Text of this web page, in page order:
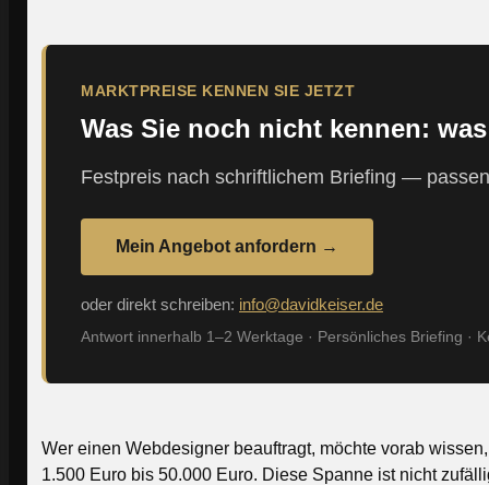
MARKTPREISE KENNEN SIE JETZT
Was Sie noch nicht kennen:
Festpreis nach schriftlichem Briefing —
Mein Angebot anfordern →
oder direkt schreiben: info@davidkeiser.de
Antwort innerhalb 1–2 Werktage · Persönliches Briefing ·
Wer einen Webdesigner beauftragt, möchte vorab
1.500 Euro bis 50.000 Euro. Diese Spanne ist nicht